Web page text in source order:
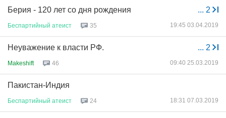
... 2
Берия - 120 лет со дня рождения
Беспартийный атеист 35 19:45 03.04.2019
... 2
Неуважение к власти РФ.
Makeshift 46 09:40 25.03.2019
Пакистан-Индия
Беспартийный атеист 24 18:31 07.03.2019